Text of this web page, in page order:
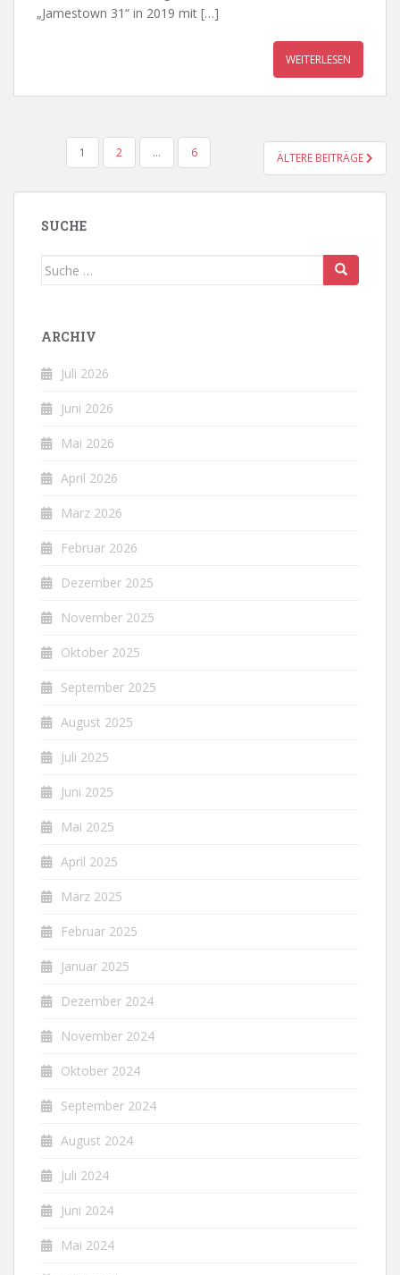
„Jamestown 31“ in 2019 mit […]
WEITERLESEN
BEITRAGSNAVIGATION
1 2 … 6 ÄLTERE BEITRÄGE
SUCHE
Suche
ARCHIV
Juli 2026
Juni 2026
Mai 2026
April 2026
März 2026
Februar 2026
Dezember 2025
November 2025
Oktober 2025
September 2025
August 2025
Juli 2025
Juni 2025
Mai 2025
April 2025
März 2025
Februar 2025
Januar 2025
Dezember 2024
November 2024
Oktober 2024
September 2024
August 2024
Juli 2024
Juni 2024
Mai 2024